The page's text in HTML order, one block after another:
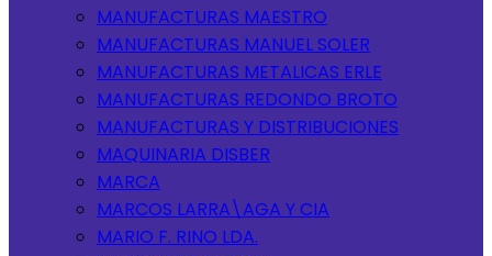
MANUFACTURAS MAESTRO
MANUFACTURAS MANUEL SOLER
MANUFACTURAS METALICAS ERLE
MANUFACTURAS REDONDO BROTO
MANUFACTURAS Y DISTRIBUCIONES
MAQUINARIA DISBER
MARCA
MARCOS LARRA\AGA Y CIA
MARIO F. RINO LDA.